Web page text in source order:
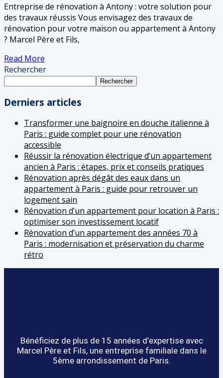
Entreprise de rénovation à Antony : votre solution pour
des travaux réussis Vous envisagez des travaux de
rénovation pour votre maison ou appartement à Antony
? Marcel Père et Fils,
Read More
Rechercher
Rechercher
Derniers articles
Transformer une baignoire en douche italienne à
Paris : guide complet pour une rénovation
accessible
Réussir la rénovation électrique d’un appartement
ancien à Paris : étapes, prix et conseils pratiques
Rénovation après dégât des eaux dans un
appartement à Paris : guide pour retrouver un
logement sain
Rénovation d’un appartement pour location à Paris :
optimiser son investissement locatif
Rénovation d’un appartement des années 70 à
Paris : modernisation et préservation du charme
rétro
Bénéficiez de plus de 15 années d’expertise avec
Marcel Père et Fils, une entreprise familiale dans le
5ème arrondissement de Paris.